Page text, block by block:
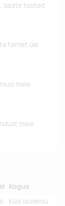
saate tooted
tarnet üle
meie
meie
Kogus
Küsi laoseisu